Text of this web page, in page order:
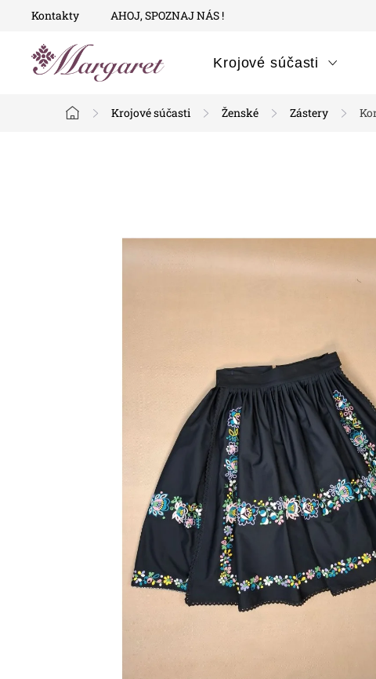
PrejsťKontakty AHOJ, SPOZNAJ NÁS !
Krojové súčasti
Domov
Krojové súčasti Ženské Zástery